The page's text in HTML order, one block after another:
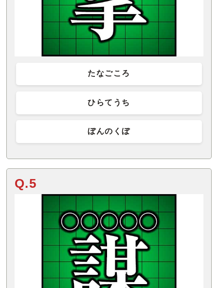
たなごころ
ひらてうち
ぼんのくぼ
Q.5